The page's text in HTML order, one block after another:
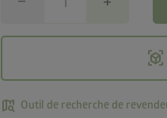
view_in_ar
map_search Outil de recherche de